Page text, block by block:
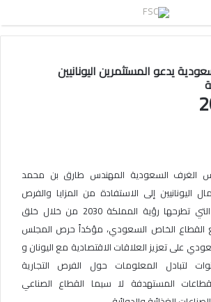
يدعو المستثمرين اليونانيين
الغرف السعودية المهندس طارق بن محمد
اليونانيين إلى الاستفادة من المزايا والفرص
الاستثمارية الواعدة التي تطرحها رؤية المملكة 2030 من خلال خلق
القطاع الخاص السعودي، مؤكداً حرص المجلس
على تعزيز العلاقات الاقتصادية مع اليونان و
لتبادل المعلومات حول الفرص التجارية
المستهدفة لا سيما القطاع الصناعي